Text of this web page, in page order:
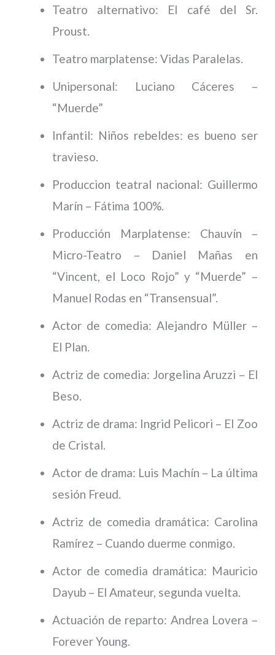
Teatro alternativo: El café del Sr.
Proust.
Teatro marplatense: Vidas Paralelas.
Unipersonal: Luciano Cáceres –
“Muerde”
Infantil: Niños rebeldes: es bueno ser
travieso.
Produccion teatral nacional: Guillermo
Marín – Fátima 100%.
Producción Marplatense: Chauvín –
Micro-Teatro – Daniel Mañas en
“Vincent, el Loco Rojo” y “Muerde” –
Manuel Rodas en “Transensual”.
Actor de comedia: Alejandro Müller –
El Plan.
Actriz de comedia: Jorgelina Aruzzi – El
Beso.
Actriz de drama: Ingrid Pelicori – El Zoo
de Cristal.
Actor de drama: Luis Machín – La última
sesión Freud.
Actriz de comedia dramática: Carolina
Ramírez – Cuando duerme conmigo.
Actor de comedia dramática: Mauricio
Dayub – El Amateur, segunda vuelta.
Actuación de reparto: Andrea Lovera –
Forever Young.